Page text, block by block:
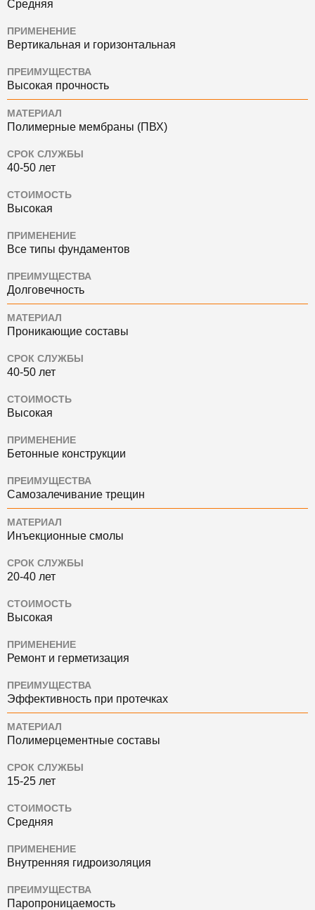
Средняя
ПРИМЕНЕНИЕ
Вертикальная и горизонтальная
ПРЕИМУЩЕСТВА
Высокая прочность
МАТЕРИАЛ
Полимерные мембраны (ПВХ)
СРОК СЛУЖБЫ
40-50 лет
СТОИМОСТЬ
Высокая
ПРИМЕНЕНИЕ
Все типы фундаментов
ПРЕИМУЩЕСТВА
Долговечность
МАТЕРИАЛ
Проникающие составы
СРОК СЛУЖБЫ
40-50 лет
СТОИМОСТЬ
Высокая
ПРИМЕНЕНИЕ
Бетонные конструкции
ПРЕИМУЩЕСТВА
Самозалечивание трещин
МАТЕРИАЛ
Инъекционные смолы
СРОК СЛУЖБЫ
20-40 лет
СТОИМОСТЬ
Высокая
ПРИМЕНЕНИЕ
Ремонт и герметизация
ПРЕИМУЩЕСТВА
Эффективность при протечках
МАТЕРИАЛ
Полимерцементные составы
СРОК СЛУЖБЫ
15-25 лет
СТОИМОСТЬ
Средняя
ПРИМЕНЕНИЕ
Внутренняя гидроизоляция
ПРЕИМУЩЕСТВА
Паропроницаемость